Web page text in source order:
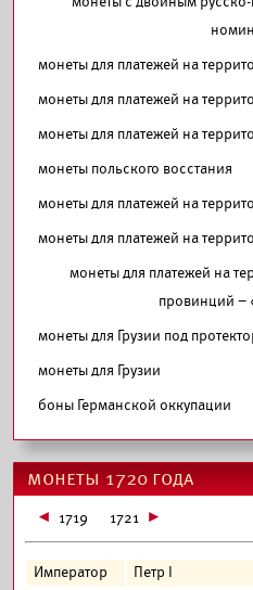
монеты для платежей на
монеты для платежей на
монеты для платежей на
монеты польского восстания
монеты для платежей на
монеты для платежей на
монеты для платежей на
провинций –
монеты для Грузии под
монеты для Грузии
боны Германской оккупации
монеты 1720 года
1719 1721
Император
Петр I